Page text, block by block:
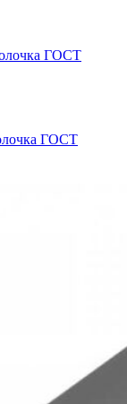
ГОСТ
ГОСТ